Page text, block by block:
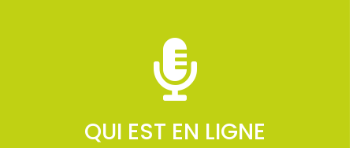
QUI EST EN LIGNE